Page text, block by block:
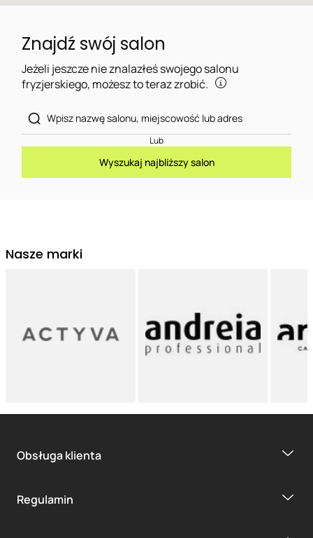
Znajdź swój salon
Jeżeli jeszcze nie znalazłeś swojego salonu
fryzjerskiego, możesz to teraz zrobić.
Lub
Wyszukaj najbliższy salon
Nasze marki
Obsługa klienta
Regulamin